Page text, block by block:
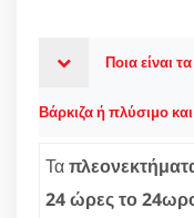
Ποια είναι
Βάρκιζα ή πλύσιμο
Τα
24 ώρες το